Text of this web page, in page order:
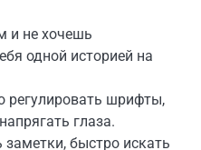
и не хочешь
одной историей на
регулировать шрифты,
глаза.
быстро искать